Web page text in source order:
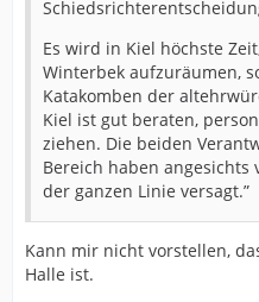
Es wird in Kiel höchste
Winterbek aufzuräumen,
Katakomben der
Kiel ist gut beraten,
ziehen. Die beiden
Bereich haben
der ganzen Linie versagt.”
Kann mir nicht vorstellen,
Halle ist.